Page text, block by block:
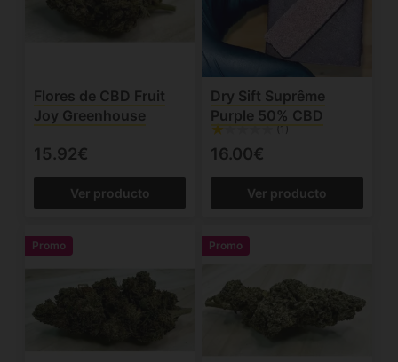
Flores de CBD Fruit
Joy Greenhouse
15.92€
Ver producto
Dry Sift Suprême
Purple 50% CBD
(1)
16.00€
Ver producto
Promo Promo